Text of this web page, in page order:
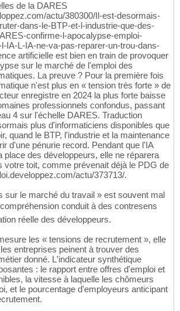
de la DARES
actu/380300/Il-est-desormais-
dans-le-BTP-et-l-industrie-que-des-
confirme-l-apocalypse-emploi-
IA-L-IA-ne-va-pas-reparer-un-trou-dans-
artificielle est bien en train de provoquer
sur le marché de l'emploi des
La preuve ? Pour la première fois
n'est plus en « tension très forte » de
enregistre en 2024 la plus forte baisse
professionnels confondus, passant
4 sur l'échelle DARES. Traduction
plus d'informaticiens disponibles que
quand le BTP, l'industrie et la maintenance
d'une pénurie record. Pendant que l'IA
place des développeurs, elle ne réparera
votre toit, comme prévenait déjà le PDG de
actu/373713/.
sur le marché du travail » est souvent mal
conduit à des contresens
réelle des développeurs.
les « tensions de recrutement », elle
entreprises peinent à trouver des
donné. L'indicateur synthétique
: le rapport entre offres d'emploi et
la vitesse à laquelle les chômeurs
et le pourcentage d'employeurs anticipant